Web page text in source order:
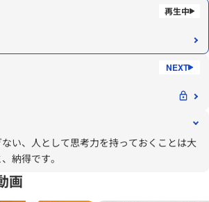
い、人として思考力を持っておくことは大
納得です。
画